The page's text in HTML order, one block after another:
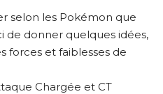
selon les Pokémon que
de donner quelques idées,
forces et faiblesses de
Chargée et CT